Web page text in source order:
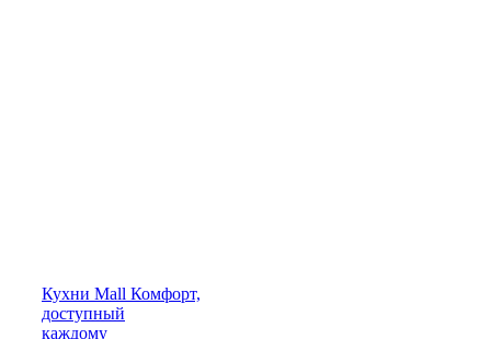
Кухни Mall Комфорт,
доступный
каждому